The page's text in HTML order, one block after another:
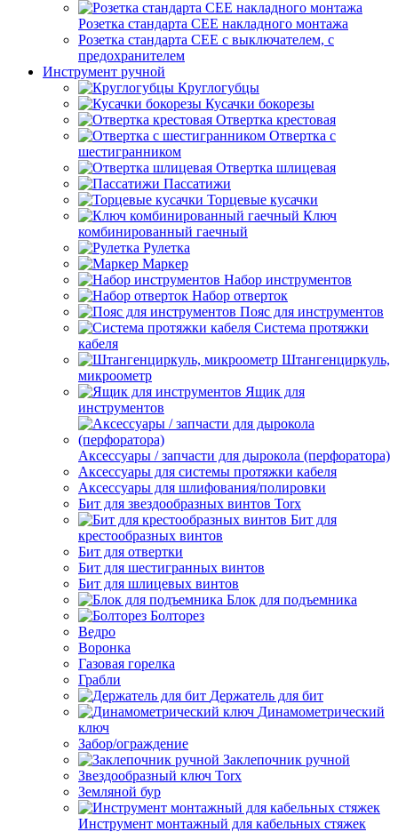
Розетка стандарта СЕЕ накладного монтажа
Розетка стандарта СЕЕ с выключателем, с
предохранителем
Инструмент ручной
Круглогубцы
Кусачки бокорезы
Отвертка крестовая
Отвертка с
шестигранником
Отвертка шлицевая
Пассатижи
Торцевые кусачки
Ключ
комбинированный гаечный
Рулетка
Маркер
Набор инструментов
Набор отверток
Пояс для инструментов
Система протяжки
кабеля
Штангенциркуль,
микроометр
Ящик для
инструментов
Аксессуары / запчасти для дырокола (перфоратора)
Аксессуары для системы протяжки кабеля
Аксессуары для шлифования/полировки
Бит для звездообразных винтов Torx
Бит для
крестообразных винтов
Бит для отвертки
Бит для шестигранных винтов
Бит для шлицевых винтов
Блок для подъемника
Болторез
Ведро
Воронка
Газовая горелка
Грабли
Держатель для бит
Динамометрический
ключ
Забор/ограждение
Заклепочник ручной
Звездообразный ключ Torx
Земляной бур
Инструмент монтажный для кабельных стяжек